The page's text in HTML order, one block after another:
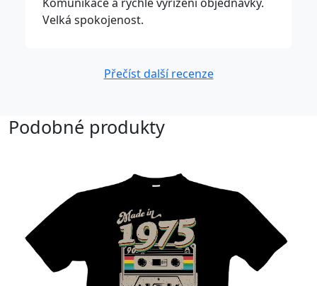
Komunikace a rychlé vyřízení objednávky.
Velká spokojenost.
Přečíst další recenze
Podobné produkty